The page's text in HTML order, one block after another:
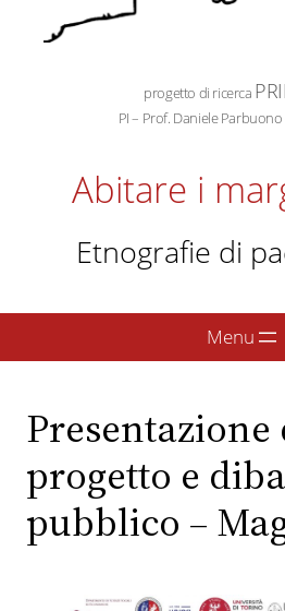
progetto di ricerca
PI – Prof. Daniele Parbuono
Abitare i
Etnografie di
Presentazione
progetto e
pubblico –